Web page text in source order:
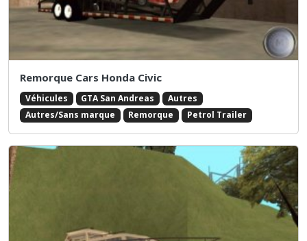
Remorque Cars Honda Civic
Véhicules GTA San Andreas
Autres
Autres/Sans marque
Remorque Petrol Trailer